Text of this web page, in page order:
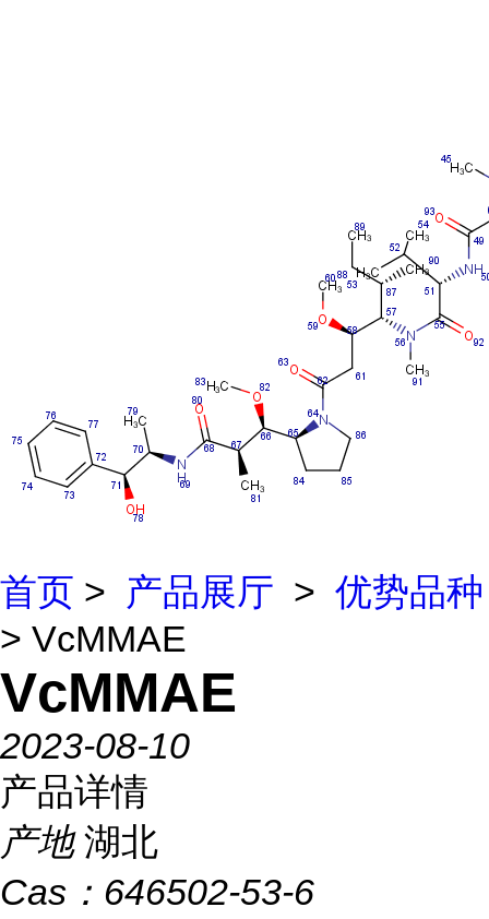
首页 > 产品展厅 > 优势品种
> VcMMAE
VcMMAE
2023-08-10
产品详情
产地 湖北
Cas： 646502-53-6